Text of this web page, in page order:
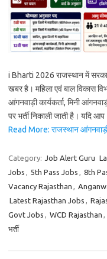
i Bharti 2026 राजस्थान में
खबर है। महिला एवं बाल विकास
आंगनवाड़ी कार्यकर्ता, मिनी
पर भर्ती निकाली जाती है। यदि
Read More: राजस्थान
Category: Job Alert Guru
Jobs , 5th Pass Jobs , 8th
Vacancy Rajasthan ,
Latest Rajasthan Jobs ,
Govt Jobs , WCD Rajasthan ,
भर्ती